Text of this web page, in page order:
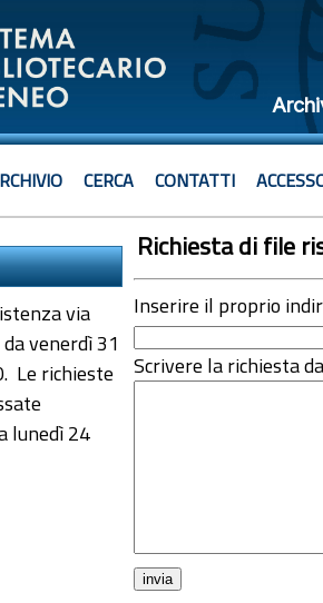
CERCA CONTATTI
via
venerdì 31
Le richieste
lunedì 24
Richiesta di file
Inserire il proprio
Scrivere la richiesta